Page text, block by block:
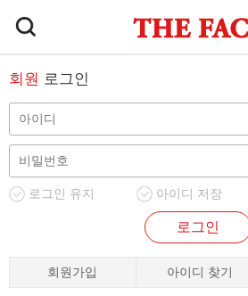
회원 로그인
로그인 유지 아이디 저장
로그인
회원가입 아이디 찾기